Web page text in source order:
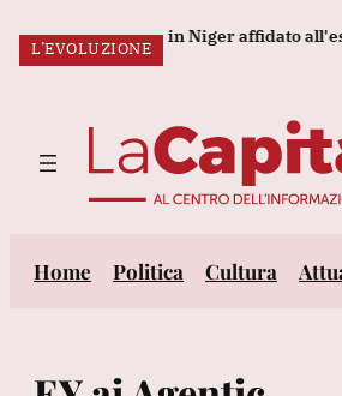
ULTIM’ORA:
tedesco rapito in Niger affidato
Home Politica Cultura
L’EVOLUZIONE